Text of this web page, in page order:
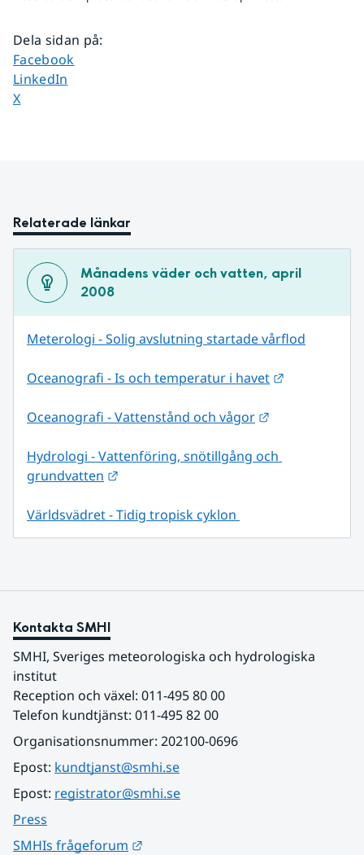
Dela sidan på:
Dela sidan på
Facebook
Dela sidan på
LinkedIn
Dela sidan på
X
Relaterade länkar
Månadens väder och vatten, april
2008
Meterologi - Solig avslutning startade vårflod
Oceanografi - Is och temperatur i havet
Oceanografi - Vattenstånd och vågor
Hydrologi - Vattenföring, snötillgång och
grundvatten
Världsvädret - Tidig tropisk cyklon
Kontakta SMHI
SMHI, Sveriges meteorologiska och hydrologiska
institut
Reception och växel: 011-495 80 00
Telefon kundtjänst: 011-495 82 00
Organisationsnummer: 202100-0696
Epost: kundtjanst@smhi.se
Epost: registrator@smhi.se
Press
SMHIs frågeforum